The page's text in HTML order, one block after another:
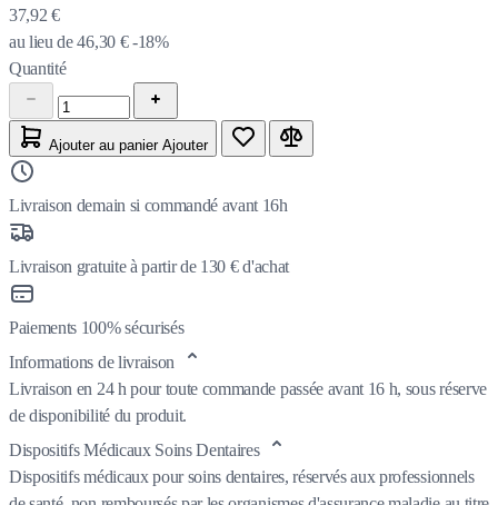
37,92 €
au lieu de46,30 € -18%
Quantité
Ajouter au panier Ajouter
Livraison demain si commandé avant 16h
Livraison gratuite à partir de 130 € d'achat
Paiements 100% sécurisés
Informations de livraison
Livraison en 24 h pour toute commande passée avant 16 h, sous réserve
de disponibilité du produit.
Dispositifs Médicaux Soins Dentaires
Dispositifs médicaux pour soins dentaires, réservés aux professionnels